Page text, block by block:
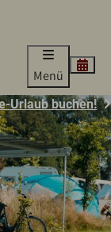
Menü
Urlaub buchen!